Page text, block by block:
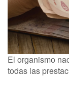
El organismo
todas las